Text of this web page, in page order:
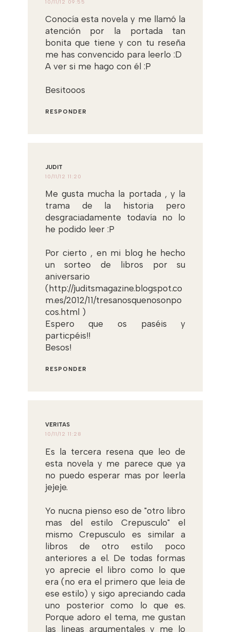
10/11/12 09:55
Conocía esta novela y me llamó la
atención por la portada tan
bonita que tiene y con tu reseña
me has convencido para leerlo :D
A ver si me hago con él :P
Besitooos
RESPONDER
JUDIT
10/11/12 11:20
Me gusta mucha la portada , y la
trama de la historia pero
desgraciadamente todavía no lo
he podido leer :P
Por cierto , en mi blog he hecho
un sorteo de libros por su
aniversario
(http://juditsmagazine.blogspot.co
m.es/2012/11/tresanosquenosonpo
cos.html )
Espero que os paséis y
particpéis!!
Besos!
RESPONDER
VERITAS
10/11/12 11:28
Es la tercera resena que leo de
esta novela y me parece que ya
no puedo esperar mas por leerla
jejeje.
Yo nucna pienso eso de "otro libro
mas del estilo Crepusculo" el
mismo Crepusculo es similar a
libros de otro estilo poco
anteriores a el. De todas formas
yo aprecie el libro como lo que
era (no era el primero que leia de
ese estilo) y sigo apreciando cada
uno posterior como lo que es.
Porque adoro el tema, me gustan
las lineas argumentales y me lo